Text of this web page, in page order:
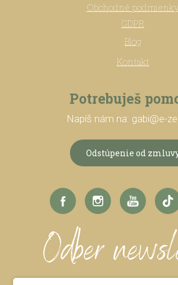
Obchodné podmienky
GDPR
Blog
Kontakt
Potrebuješ
Napíš nám na: gabi@e-
Odstúpenie od
Odber